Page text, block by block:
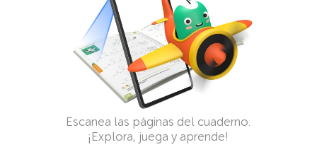
Escanea las páginas del cuaderno.
¡Explora, juega y aprende!